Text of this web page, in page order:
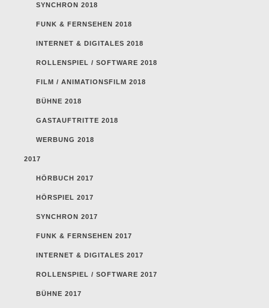
SYNCHRON 2018
FUNK & FERNSEHEN 2018
INTERNET & DIGITALES 2018
ROLLENSPIEL / SOFTWARE 2018
FILM / ANIMATIONSFILM 2018
BÜHNE 2018
GASTAUFTRITTE 2018
WERBUNG 2018
2017
HÖRBUCH 2017
HÖRSPIEL 2017
SYNCHRON 2017
FUNK & FERNSEHEN 2017
INTERNET & DIGITALES 2017
ROLLENSPIEL / SOFTWARE 2017
BÜHNE 2017